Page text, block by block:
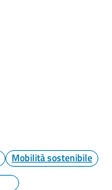
Mobilità sostenibile